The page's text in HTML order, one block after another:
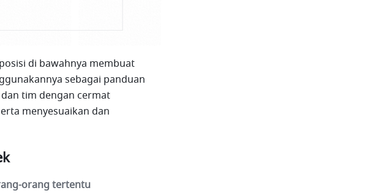
di bawahnya membuat
sebagai panduan
tim dengan cermat
menyesuaikan dan
orang tertentu